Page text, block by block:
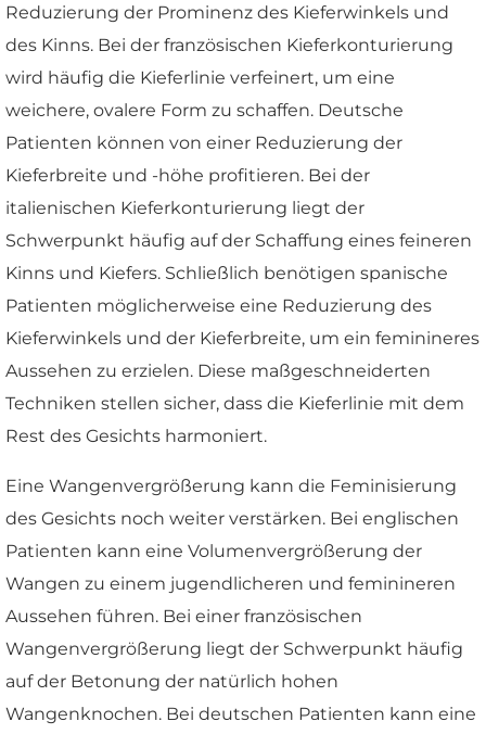
Reduzierung der Prominenz des Kieferwinkels und
des Kinns. Bei der französischen Kieferkonturierung
wird häufig die Kieferlinie verfeinert, um eine
weichere, ovalere Form zu schaffen. Deutsche
Patienten können von einer Reduzierung der
Kieferbreite und -höhe profitieren. Bei der
italienischen Kieferkonturierung liegt der
Schwerpunkt häufig auf der Schaffung eines feineren
Kinns und Kiefers. Schließlich benötigen spanische
Patienten möglicherweise eine Reduzierung des
Kieferwinkels und der Kieferbreite, um ein feminineres
Aussehen zu erzielen. Diese maßgeschneiderten
Techniken stellen sicher, dass die Kieferlinie mit dem
Rest des Gesichts harmoniert.
Eine Wangenvergrößerung kann die Feminisierung
des Gesichts noch weiter verstärken. Bei englischen
Patienten kann eine Volumenvergrößerung der
Wangen zu einem jugendlicheren und feminineren
Aussehen führen. Bei einer französischen
Wangenvergrößerung liegt der Schwerpunkt häufig
auf der Betonung der natürlich hohen
Wangenknochen. Bei deutschen Patienten kann eine